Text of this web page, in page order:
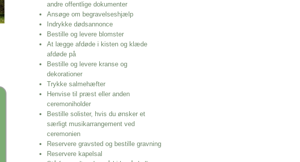
andre offentlige dokumenter
Ansøge om begravelseshjælp
Indrykke dødsannonce
Bestille og levere blomster
At lægge afdøde i kisten og klæde
afdøde på
Bestille og levere kranse og
dekorationer
Trykke salmehæfter
Henvise til præst eller anden
ceremoniholder
Bestille solister, hvis du ønsker et
særligt musikarrangement ved
ceremonien
Reservere gravsted og bestille gravning
Reservere kapelsal